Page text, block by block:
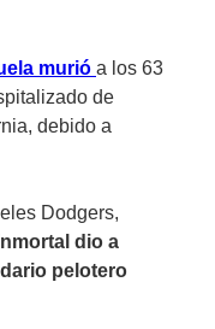
murió a los 63
de
debido a
Dodgers,
dio a
pelotero